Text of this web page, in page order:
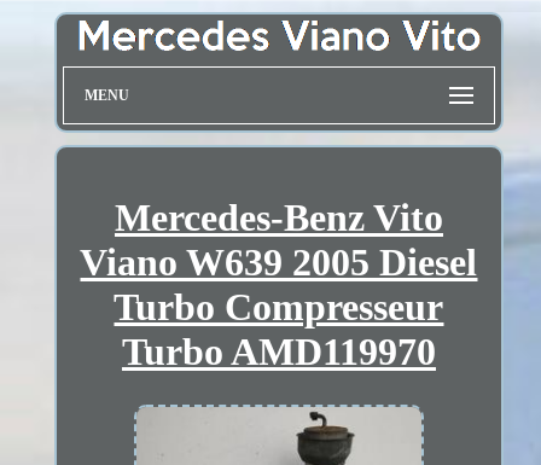
MENU
Mercedes-Benz Vito
Viano W639 2005 Diesel
Turbo Compresseur
Turbo AMD119970